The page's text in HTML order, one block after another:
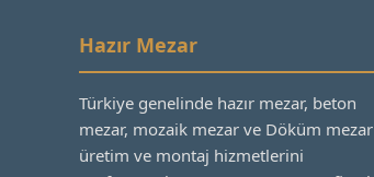
Hazır Mezar
Türkiye genelinde hazır mezar, beton
mezar, mozaik mezar ve Döküm mezar
üretim ve montaj hizmetlerini